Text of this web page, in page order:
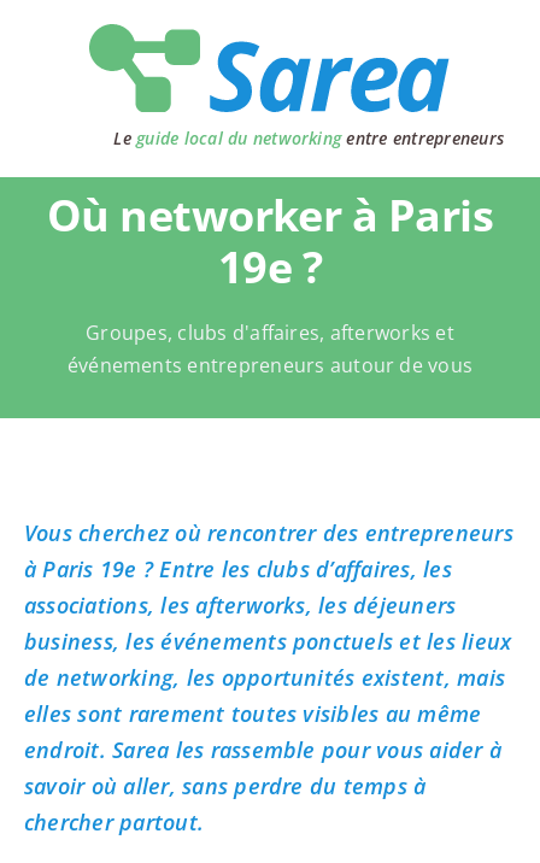
Le guide local du networkingentre entrepreneurs
Où networker à Paris
19e ?
Groupes, clubs d'affaires, afterworks et
événements entrepreneurs autour de vous
Vous cherchez où rencontrer des entrepreneurs
à Paris 19e ? Entre les clubs d’affaires, les
associations, les afterworks, les déjeuners
business, les événements ponctuels et les lieux
de networking, les opportunités existent, mais
elles sont rarement toutes visibles au même
endroit. Sarea les rassemble pour vous aider à
savoir où aller, sans perdre du temps à
chercher partout.